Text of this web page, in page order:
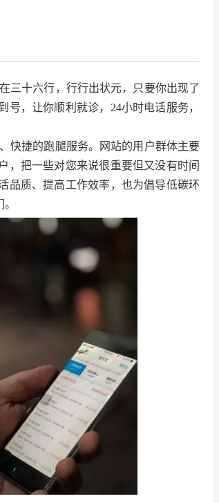
三十六行，行行出状元，只要你出现了
，让你顺利就诊，24小时电话服务，
快捷的跑腿服务。网站的用户群体主要
，把一些对您来说很重要但又没有时间
品质、提高工作效率，也为倡导低碳环